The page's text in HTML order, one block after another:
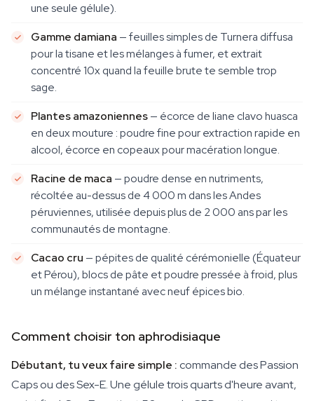
une seule gélule).
Gamme damiana — feuilles simples de Turnera diffusa
pour la tisane et les mélanges à fumer, et extrait
concentré 10x quand la feuille brute te semble trop
sage.
Plantes amazoniennes— écorce de liane clavo huasca
en deux mouture : poudre fine pour extraction rapide en
alcool, écorce en copeaux pour macération longue.
Racine de maca — poudre dense en nutriments,
récoltée au-dessus de 4 000 m dans les Andes
péruviennes, utilisée depuis plus de 2 000 ans par les
communautés de montagne.
Cacao cru — pépites de qualité cérémonielle (Équateur
et Pérou), blocs de pâte et poudre pressée à froid, plus
un mélange instantané avec neuf épices bio.
Comment choisir ton aphrodisiaque
Débutant, tu veux faire simple : commande des Passion
Caps ou des Sex-E. Une gélule trois quarts d'heure avant,